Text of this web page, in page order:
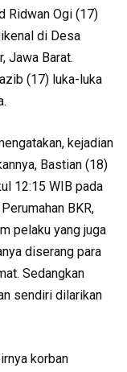
Ridwan Ogi (17)
di Desa
Jawa Barat.
(17) luka-luka
kejadian
Bastian (18)
12:15 WIB pada
BKR,
pelaku yang juga
diserang para
Sedangkan
sendiri dilarikan
korban